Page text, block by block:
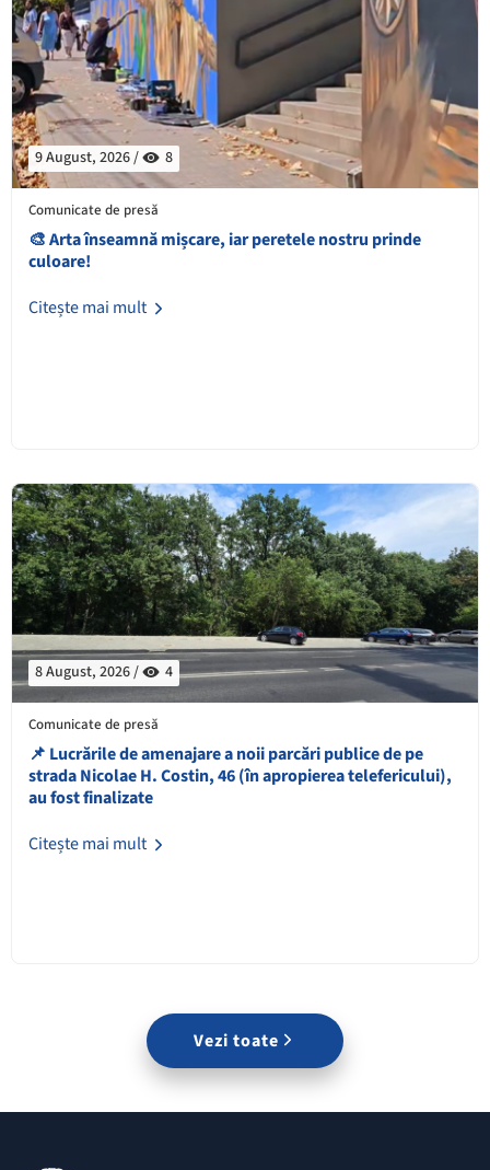
9 August, 2026 / 8
Comunicate de presă
🎨 Arta înseamnă mișcare, iar peretele nostru prinde
culoare!
Citește mai mult
8 August, 2026 / 4
Comunicate de presă
📌 ​Lucrările de amenajare a noii parcări publice de pe
strada Nicolae H. Costin, 46 (în apropierea telefericului),
au fost finalizate
Citește mai mult
Vezi toate